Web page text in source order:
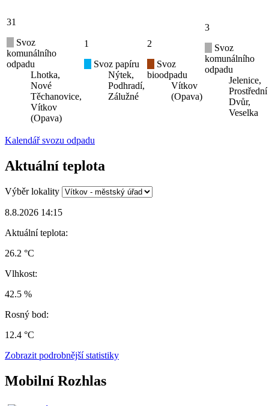
31
Svoz
komunálního
odpadu
Lhotka,
Nové
Těchanovice,
Vítkov
(Opava)
1
Svoz papíru
Nýtek,
Podhradí,
Zálužné
2
Svoz
bioodpadu
Vítkov
(Opava)
3
Svoz
komunálního
odpadu
Jelenice,
Prostřední
Dvůr,
Veselka
Kalendář svozu odpadu
Aktuální teplota
Výběr lokality
8.8.2026 14:15
Aktuální teplota:
26.2 °C
Vlhkost:
42.5 %
Rosný bod:
12.4 °C
Zobrazit podrobnější statistiky
Mobilní Rozhlas